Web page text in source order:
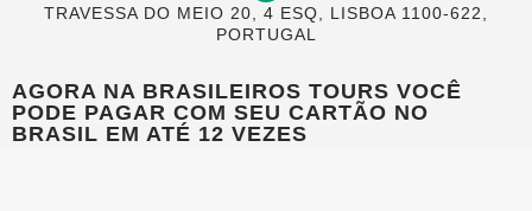
TRAVESSA DO MEIO 20, 4 ESQ, LISBOA 1100-622,
PORTUGAL
AGORA NA BRASILEIROS TOURS VOCÊ
PODE PAGAR COM SEU CARTÃO NO
BRASIL EM ATÉ 12 VEZES